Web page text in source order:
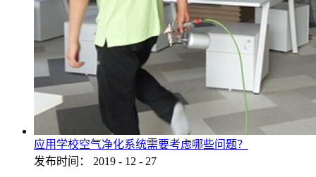
应用学校空气净化系统需要考虑哪些问题？
发布时间：
2019 - 12 - 27